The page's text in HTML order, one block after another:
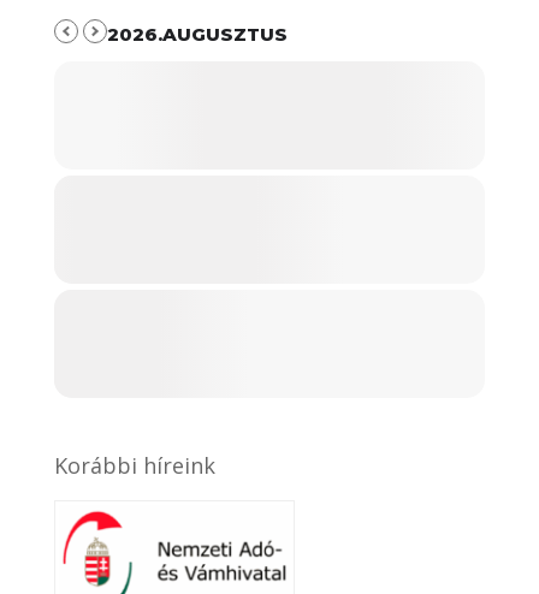
2026.AUGUSZTUS
Korábbi híreink